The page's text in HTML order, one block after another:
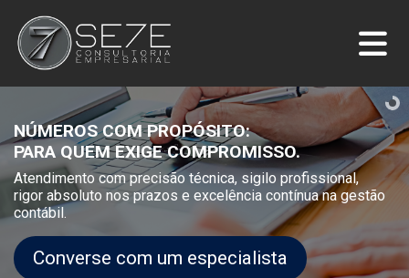
NÚMEROS COM PROPÓSITO:
PARA QUEM EXIGE COMPROMISSO.
Atendimento com precisão técnica, sigilo profissional,
rigor absoluto nos prazos e excelência contínua na gestão
contábil.
Converse com um especialista